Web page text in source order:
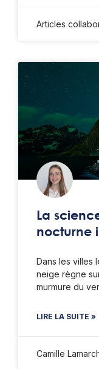
Articles
La
nocturne
Dans les villes
neige règne
murmure du
LIRE LA SUITE »
Camille